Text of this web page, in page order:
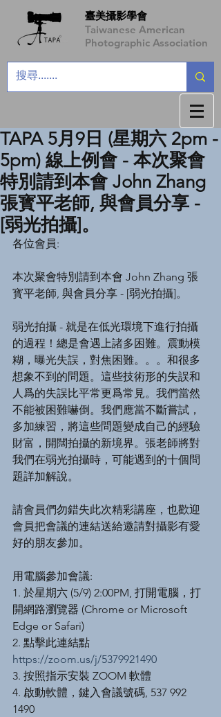
臺美攝影學會
Taiwanese American
Photographic Association
TAPA 5月9日 (星期六 2pm -
5pm) 線上例會 - 本次聚會
特別請到本會 John Zhang
張寳平老師, 與會員分享 -
[弱光拍攝]。
各位會員:
本次聚會特別請到本會 John Zhang 張
寳平老師, 與會員分享 - [弱光拍攝]。
弱光拍攝 - 就是在低光環境下進行拍攝
的過程！總是會遇上諸多困難。震動模
糊，曝光失誤，對焦困難。。。和很多
想象不到的問題。這些技術形的失誤和
人爲的失誤比平常更爲常見。我們當然
不能被困難嚇倒。我們應當不斷嘗試，
多加練習，將這些問題變成自己的經驗
財富，開闊拍攝的新境界。張老師將對
我們在弱光拍攝時，可能遇到的十個問
題詳加解說。
請會員們勿錯失此次精彩講座，也歡迎
會員把會議的連結送給邀請對攝影有愛
好的朋友參加。
用電腦參加會議:
1. 於星期六 (5/9) 2:00PM, 打開電腦，打
開網路瀏覽器 (Chrome or Microsoft
Edge or Safari)
2. 點擊此連結點
https://zoom.us/j/5379921490
3. 按照指示安裝 ZOOM 軟體
4. 啟動軟體，鍵入會議號碼, 537 992
1490